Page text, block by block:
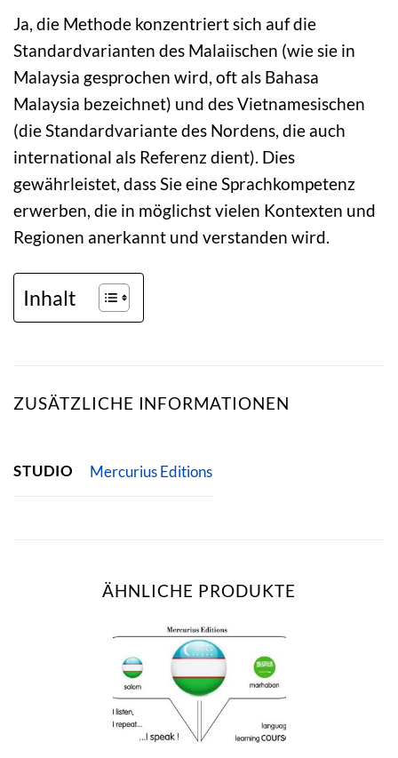
Ja, die Methode konzentriert sich auf die
Standardvarianten des Malaiischen (wie sie in
Malaysia gesprochen wird, oft als Bahasa
Malaysia bezeichnet) und des Vietnamesischen
(die Standardvariante des Nordens, die auch
international als Referenz dient). Dies
gewährleistet, dass Sie eine Sprachkompetenz
erwerben, die in möglichst vielen Kontexten und
Regionen anerkannt und verstanden wird.
Inhalt
ZUSÄTZLICHE INFORMATIONEN
STUDIO Mercurius Editions
ÄHNLICHE PRODUKTE